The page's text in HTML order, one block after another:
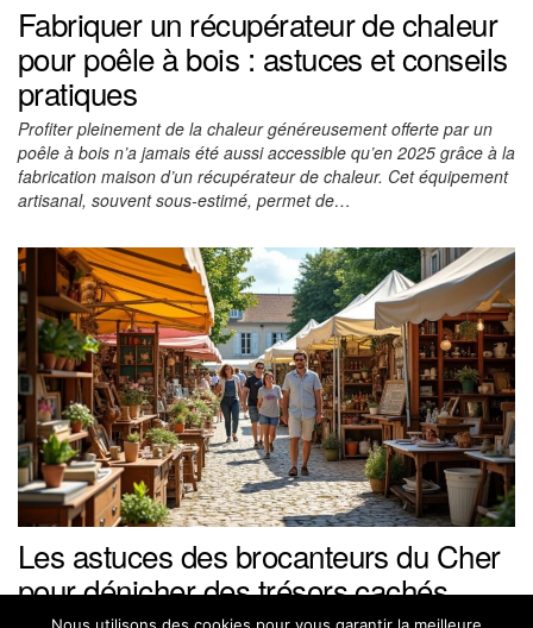
Fabriquer un récupérateur de chaleur
pour poêle à bois : astuces et conseils
pratiques
Profiter pleinement de la chaleur généreusement offerte par un
poêle à bois n’a jamais été aussi accessible qu’en 2025 grâce à la
fabrication maison d’un récupérateur de chaleur. Cet équipement
artisanal, souvent sous-estimé, permet de…
Les astuces des brocanteurs du Cher
pour dénicher des trésors cachés